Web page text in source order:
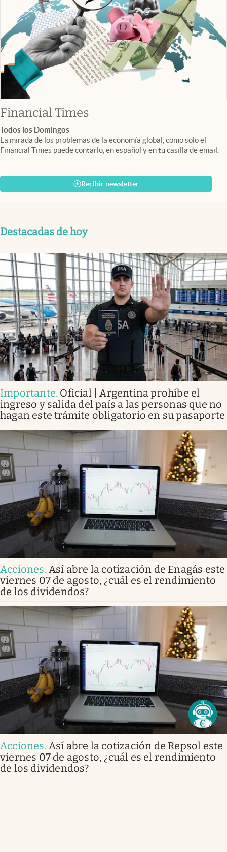
Financial Timesabre en nueva pestaña
Todos los Domingos
La mirada de los problemas de la economía global, como solo el
Financial Times puede contarlo, en español y en tu casilla de email.
Recibir newsletter
Destacadas de hoy
Importante. Oficial | Argentina prohíbe el
ingreso y salida del país a las personas que no
hagan este trámite obligatorio en su pasaporte
Acciones.Así abre la cotización de Enagás este
viernes 07 de agosto, ¿cuál es el rendimiento
de los dividendos?
Acciones. Así abre la cotización de Repsol este
viernes 07 de agosto, ¿cuál es el rendimiento
de los dividendos?